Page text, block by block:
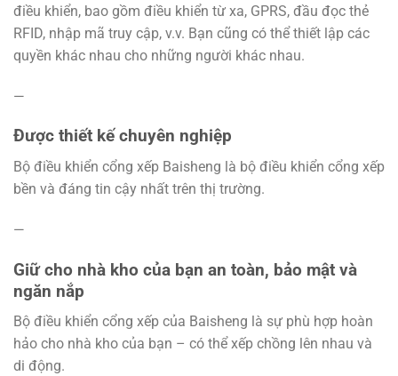
điều khiển, bao gồm điều khiển từ xa, GPRS, đầu đọc thẻ
RFID, nhập mã truy cập, v.v. Bạn cũng có thể thiết lập các
quyền khác nhau cho những người khác nhau.
—
Được thiết kế chuyên nghiệp
Bộ điều khiển cổng xếp Baisheng là bộ điều khiển cổng xếp
bền và đáng tin cậy nhất trên thị trường.
—
Giữ cho nhà kho của bạn an toàn, bảo mật và
ngăn nắp
Bộ điều khiển cổng xếp của Baisheng là sự phù hợp hoàn
hảo cho nhà kho của bạn – có thể xếp chồng lên nhau và
di động.